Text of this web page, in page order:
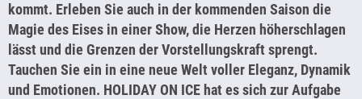
kommt. Erleben Sie auch in der kommenden Saison die
Magie des Eises in einer Show, die Herzen höherschlagen
lässt und die Grenzen der Vorstellungskraft sprengt.
Tauchen Sie ein in eine neue Welt voller Eleganz, Dynamik
und Emotionen. HOLIDAY ON ICE hat es sich zur Aufgabe